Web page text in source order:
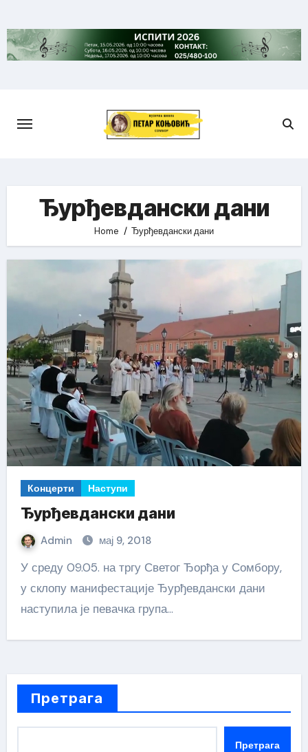
to
content
Ђурђевдански дани
Home Ђурђевдански дани
Концерти Наступи
Ђурђевдански дани
Admin мај 9, 2018
У среду 09.05. на тргу Светог Ђорђа у Сомбору,
у склопу манифестације Ђурђевдански дани
наступила је певачка група…
Претрага
Претрага